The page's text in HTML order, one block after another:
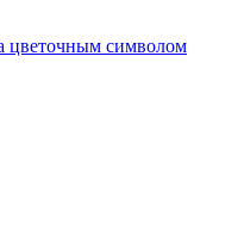
цветочным символом